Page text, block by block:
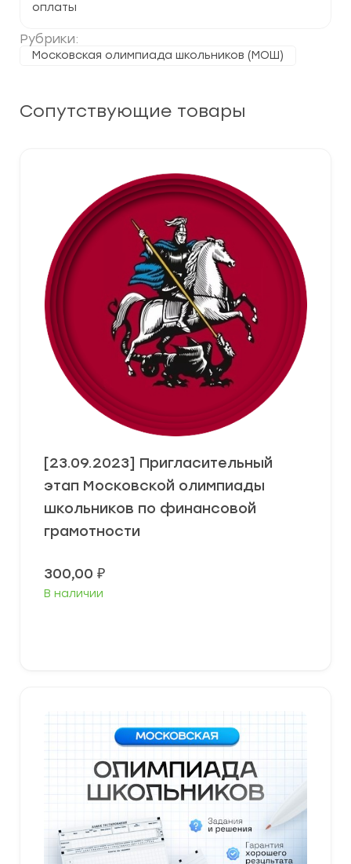
оплаты
Рубрики:
Московская олимпиада школьников (МОШ)
Сопутствующие товары
[23.09.2023] Пригласительный
этап Московской олимпиады
школьников по финансовой
грамотности
300,00 ₽
В наличии